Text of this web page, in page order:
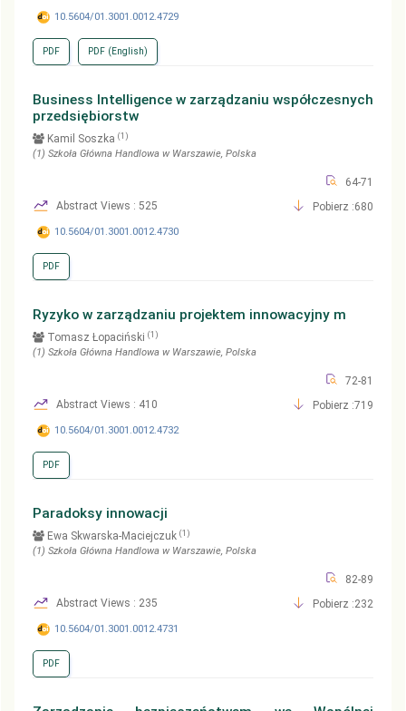
10.5604/01.3001.0012.4729
PDF PDF (English)
Business Intelligence w zarządzaniu współczesnych
przedsiębiorstw
Kamil Soszka (1)
(1) Szkoła Główna Handlowa w Warszawie, Polska
64-71
Abstract Views : 525
Pobierz :680
10.5604/01.3001.0012.4730
PDF
Ryzyko w zarządzaniu projektem innowacyjny m
Tomasz Łopaciński (1)
(1) Szkoła Główna Handlowa w Warszawie, Polska
72-81
Abstract Views : 410
Pobierz :719
10.5604/01.3001.0012.4732
PDF
Paradoksy innowacji
Ewa Skwarska-Maciejczuk (1)
(1) Szkoła Główna Handlowa w Warszawie, Polska
82-89
Abstract Views : 235
Pobierz :232
10.5604/01.3001.0012.4731
PDF